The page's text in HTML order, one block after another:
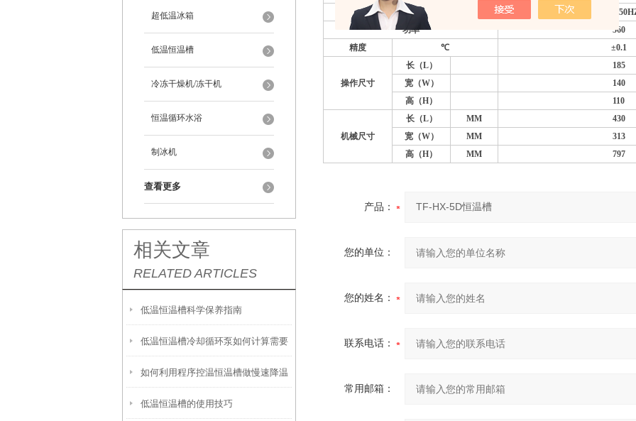
超低温冰箱
低温恒温槽
冷冻干燥机/冻干机
恒温循环水浴
制冰机
查看更多
相关文章
RELATED ARTICLES
低温恒温槽科学保养指南
低温恒温槽冷却循环泵如何计算需要
的制冷或加热功率？
如何利用程序控温恒温槽做慢速降温
结晶实验
低温恒温槽的使用技巧
电源
220V/
功率
560
精度
℃ ±0.1
操作尺寸
长（L）
185
宽（W）
140
高（H） 110
机械尺寸
长（L） MM
430
宽（W） MM
313
高 （H） MM 797
产品：
您的单位：
您的姓名：
联系电话：
常用邮箱：